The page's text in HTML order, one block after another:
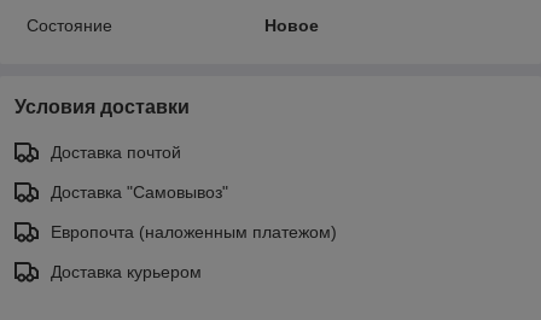
Состояние
Новое
Условия доставки
Доставка почтой
Доставка "Самовывоз"
Европочта (наложенным платежом)
Доставка курьером